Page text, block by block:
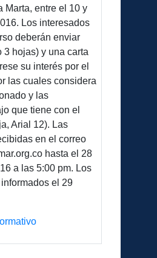
Marta, entre el 10 y
Los interesados
deberán enviar
3 hojas) y una carta
su interés por el
las cuales considera
y las
que tiene con el
Arial 12). Las
en el correo
hasta el 28
a las 5:00 pm. Los
el 29